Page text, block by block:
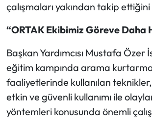
çalışmaları yakından takip
“ORTAK Ekibimiz Göreve Daha
Başkan Yardımcısı Mustafa Özer
eğitim kampında arama
faaliyetlerinde kullanılan
etkin ve güvenli kullanımı ile
yöntemleri konusunda önemli